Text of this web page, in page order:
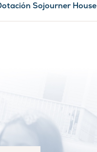
Sojourner House